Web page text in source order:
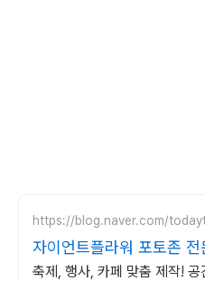
https://blog.naver.com/
자이언트플라워 포토존 전
가능 클래스 모집
축제, 행사, 카페 맞춤 제작! 공